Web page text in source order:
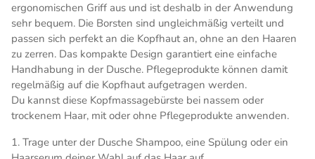
ergonomischen Griff aus und ist deshalb in der Anwendung
sehr bequem. Die Borsten sind ungleichmäßig verteilt und
passen sich perfekt an die Kopfhaut an, ohne an den Haaren
zu zerren. Das kompakte Design garantiert eine einfache
Handhabung in der Dusche. Pflegeprodukte können damit
regelmäßig auf die Kopfhaut aufgetragen werden.
Du kannst diese Kopfmassagebürste bei nassem oder
trockenem Haar, mit oder ohne Pflegeprodukte anwenden.
1. Trage unter der Dusche Shampoo, eine Spülung oder ein